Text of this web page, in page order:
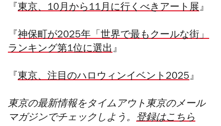
『 東京、10月から11月に行くべきアート展』
『 神保町が2025年「世界で最もクールな街」
ランキング第1位に選出』
『 東京、注目のハロウィンイベント2025』
東京の最新情報をタイムアウト東京のメール
マガジンでチェックしよう。 登録はこちら